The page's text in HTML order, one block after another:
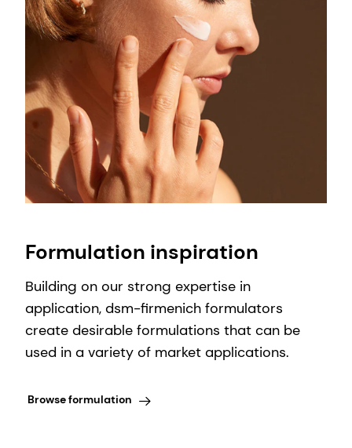
Formulation inspiration
Building on our strong expertise in
application, dsm-firmenich formulators
create desirable formulations that can be
used in a variety of market applications.
Browse formulation